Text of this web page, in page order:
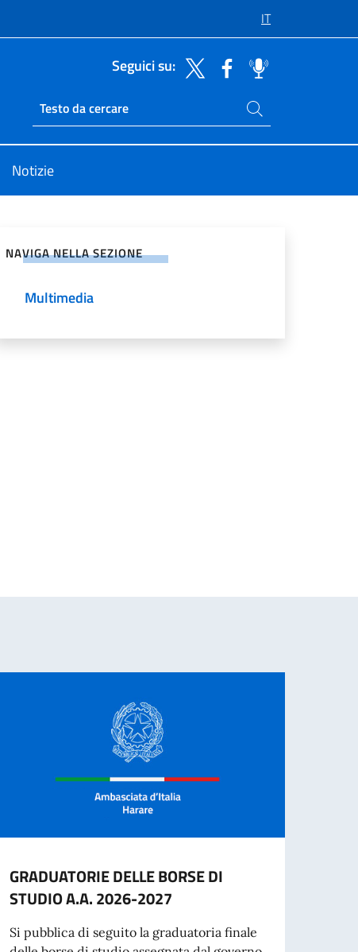
IT
Seguici su:
Ricerca sito live
Cerca nel sito
Notizie
NAVIGA NELLA SEZIONE
Multimedia
GRADUATORIE DELLE BORSE DI
STUDIO A.A. 2026-2027
Si pubblica di seguito la graduatoria finale